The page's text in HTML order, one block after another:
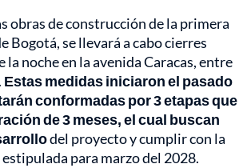
obras de construcción de la primera
Bogotá, se llevará a cabo cierres
la noche en la avenida Caracas, entre
Estas medidas iniciaron el pasado
conformadas por 3 etapas que
de 3 meses, el cual buscan
del proyecto y cumplir con la
para marzo del 2028.